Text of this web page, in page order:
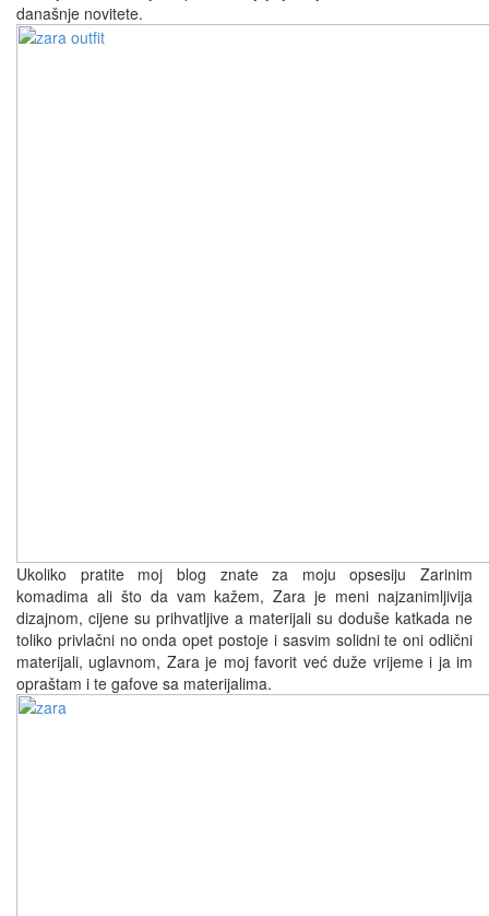
današnje novitete.
Ukoliko pratite moj blog znate za moju opsesiju Zarinim
komadima ali što da vam kažem, Zara je meni najzanimljivija
dizajnom, cijene su prihvatljive a materijali su doduše katkada ne
toliko privlačni no onda opet postoje i sasvim solidni te oni odlični
materijali, uglavnom, Zara je moj favorit već duže vrijeme i ja im
opraštam i te gafove sa materijalima.